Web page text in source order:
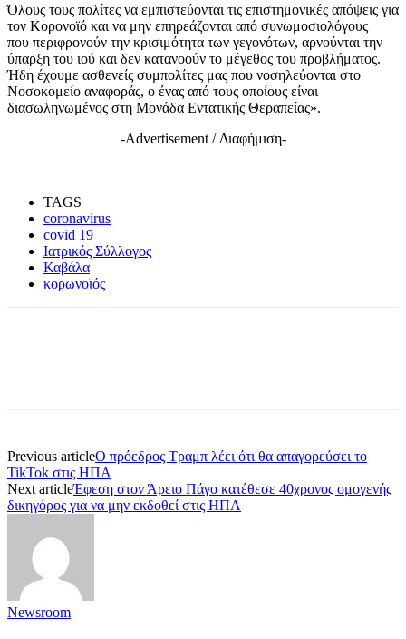
Όλους τους πολίτες να εμπιστεύονται τις επιστημονικές απόψεις για
τον Κορονοϊό και να μην επηρεάζονται από συνωμοσιολόγους
που περιφρονούν την κρισιμότητα των γεγονότων, αρνούνται την
ύπαρξη του ιού και δεν κατανοούν το μέγεθος του προβλήματος.
Ήδη έχουμε ασθενείς συμπολίτες μας που νοσηλεύονται στο
Νοσοκομείο αναφοράς, ο ένας από τους οποίους είναι
διασωληνωμένος στη Μονάδα Εντατικής Θεραπείας».
-Advertisement / Διαφήμιση-
TAGS
coronavirus
covid 19
Ιατρικός Σύλλογος
Καβάλα
κορωνοϊός
Previous articleΟ πρόεδρος Τραμπ λέει ότι θα απαγορεύσει το
TikTok στις ΗΠΑ
Next articleΈφεση στον Άρειο Πάγο κατέθεσε 40χρονος ομογενής
δικηγόρος για να μην εκδοθεί στις ΗΠΑ
Newsroom